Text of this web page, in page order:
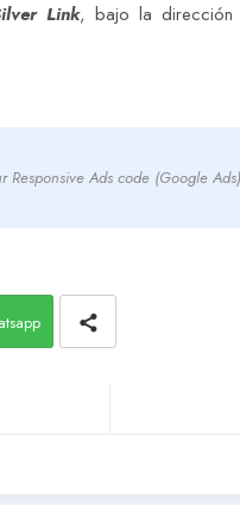
Link, bajo la dirección
Responsive Ads code (Google Ads)